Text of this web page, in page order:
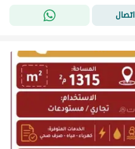
اتصال